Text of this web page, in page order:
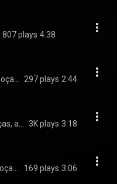
807 plays 4:38
297 plays 2:44
3K plays 3:18
169 plays 3:06